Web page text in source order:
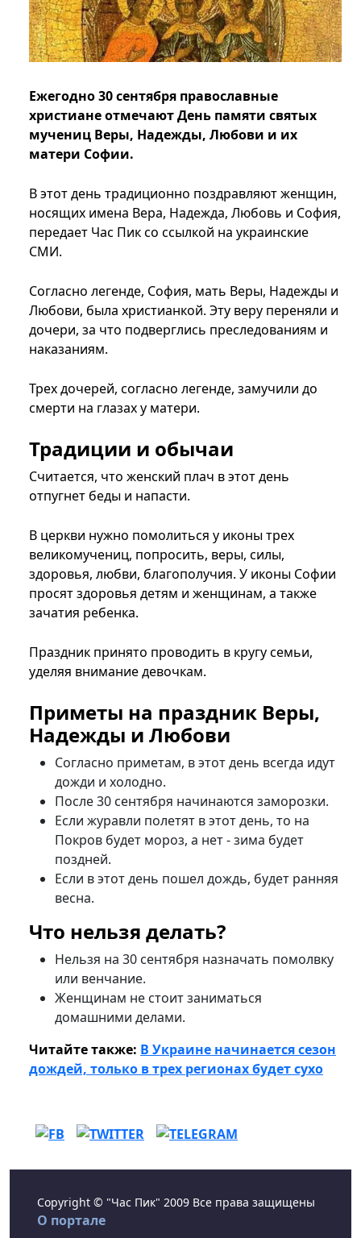
Ежегодно 30 сентября православные
христиане отмечают День памяти святых
мучениц Веры, Надежды, Любови и их
матери Софии.
В этот день традиционно поздравляют женщин,
носящих имена Вера, Надежда, Любовь и София,
передает Час Пик со ссылкой на украинские
СМИ.
Согласно легенде, София, мать Веры, Надежды и
Любови, была христианкой. Эту веру переняли и
дочери, за что подверглись преследованиям и
наказаниям.
Трех дочерей, согласно легенде, замучили до
смерти на глазах у матери.
Традиции и обычаи
Считается, что женский плач в этот день
отпугнет беды и напасти.
В церкви нужно помолиться у иконы трех
великомучениц, попросить, веры, силы,
здоровья, любви, благополучия. У иконы Софии
просят здоровья детям и женщинам, а также
зачатия ребенка.
Праздник принято проводить в кругу семьи,
уделяя внимание девочкам.
Приметы на праздник Веры,
Надежды и Любови
Согласно приметам, в этот день всегда идут
дожди и холодно.
После 30 сентября начинаются заморозки.
Если журавли полетят в этот день, то на
Покров будет мороз, а нет - зима будет
поздней.
Если в этот день пошел дождь, будет ранняя
весна.
Что нельзя делать?
Нельзя на 30 сентября назначать помолвку
или венчание.
Женщинам не стоит заниматься
домашними делами.
Читайте также: В Украине начинается сезон
дождей, только в трех регионах будет сухо
Copyright © "Час Пик" 2009 Все права защищены
О портале